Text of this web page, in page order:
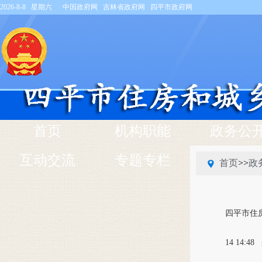
2026-8-8 星期六 中国政府网 吉林省政府网 四平市政府网
首页 机构职能
政务公
互动交流
专题专栏 首页>>政
四平市住
14 14:48